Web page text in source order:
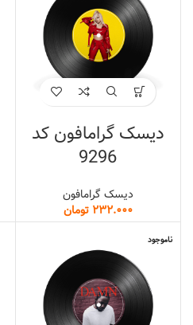
دیسک گرامافون کد
9296
دیسک گرامافون
تومان
ناموجود